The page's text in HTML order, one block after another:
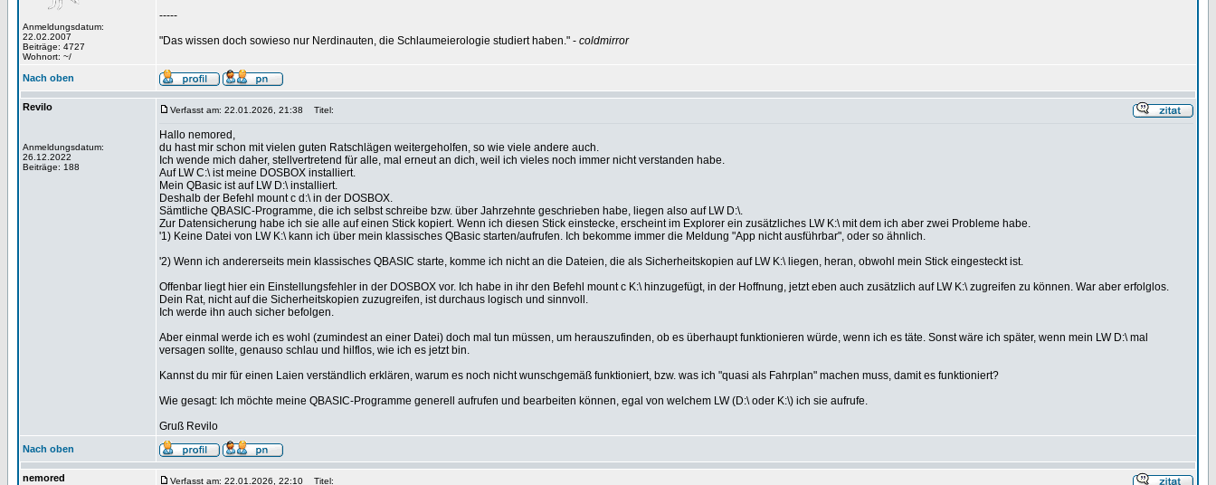
Anmeldungsdatum:
22.02.2007
Beiträge: 4727
Wohnort: ~/
-----
"Das wissen doch sowieso nur Nerdinauten, die Schlaumeierologie studiert haben." - coldmirror
Nach oben
Revilo
Anmeldungsdatum:
26.12.2022
Beiträge: 188
Verfasst am: 22.01.2026, 21:38 Titel:
Hallo nemored,
du hast mir schon mit vielen guten Ratschlägen weitergeholfen, so wie viele andere auch.
Ich wende mich daher, stellvertretend für alle, mal erneut an dich, weil ich vieles noch immer nicht verstanden habe.
Auf LW C:\ ist meine DOSBOX installiert.
Mein QBasic ist auf LW D:\ installiert.
Deshalb der Befehl mount c d:\ in der DOSBOX.
Sämtliche QBASIC-Programme, die ich selbst schreibe bzw. über Jahrzehnte geschrieben habe, liegen also auf LW D:\.
Zur Datensicherung habe ich sie alle auf einen Stick kopiert. Wenn ich diesen Stick einstecke, erscheint im Explorer ein zusätzliches LW K:\ mit dem ich aber zwei Probleme habe.
'1) Keine Datei von LW K:\ kann ich über mein klassisches QBasic starten/aufrufen. Ich bekomme immer die Meldung "App nicht ausführbar", oder so ähnlich.
'2) Wenn ich andererseits mein klassisches QBASIC starte, komme ich nicht an die Dateien, die als Sicherheitskopien auf LW K:\ liegen, heran, obwohl mein Stick eingesteckt ist.
Offenbar liegt hier ein Einstellungsfehler in der DOSBOX vor. Ich habe in ihr den Befehl mount c K:\ hinzugefügt, in der Hoffnung, jetzt eben auch zusätzlich auf LW K:\ zugreifen zu können. War aber erfolglos.
Dein Rat, nicht auf die Sicherheitskopien zuzugreifen, ist durchaus logisch und sinnvoll.
Ich werde ihn auch sicher befolgen.
Aber einmal werde ich es wohl (zumindest an einer Datei) doch mal tun müssen, um herauszufinden, ob es überhaupt funktionieren würde, wenn ich es täte. Sonst wäre ich später, wenn mein LW D:\ mal
versagen sollte, genauso schlau und hilflos, wie ich es jetzt bin.
Kannst du mir für einen Laien verständlich erklären, warum es noch nicht wunschgemäß funktioniert, bzw. was ich "quasi als Fahrplan" machen muss, damit es funktioniert?
Wie gesagt: Ich möchte meine QBASIC-Programme generell aufrufen und bearbeiten können, egal von welchem LW (D:\ oder K:\) ich sie aufrufe.
Gruß Revilo
Nach oben
nemored Verfasst am: 22.01.2026, 22:10 Titel: